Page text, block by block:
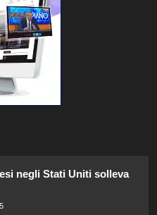
negli Stati Uniti solleva